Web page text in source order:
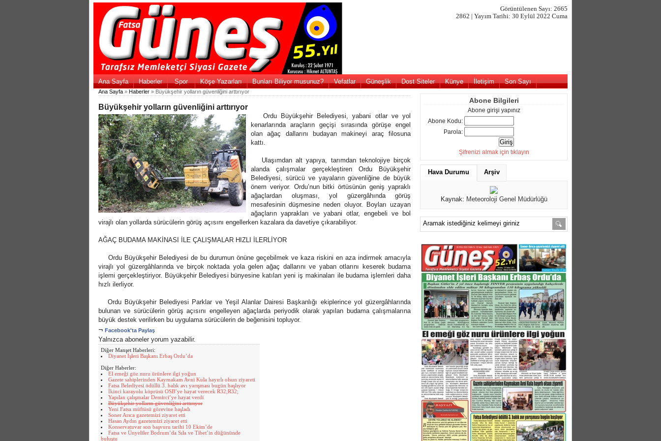
Görüntülenen Sayı: 2665
2862 | Yayım Tarihi: 30 Eylül 2022 Cuma
Ana Sayfa Haberler Spor Köşe Yazarları Bunları Biliyor musunuz? Vefatlar Güneşlik Dost Siteler Künye İletişim Son Sayı
Ana Sayfa » Haberler » Büyükşehir yolların güvenliğini arttırıyor
Büyükşehir yolların güvenliğini arttırıyor
Ordu Büyükşehir Belediyesi, yabani otlar ve yol
kenarlarında araçların geçişi sırasında görüşe engel
olan ağaç dallarını budayan makineyi araç filosuna
kattı.
Ulaşımdan alt yapıya, tarımdan teknolojiye birçok
alanda çalışmalar gerçekleştiren Ordu Büyükşehir
Belediyesi, sürücü ve yayaların güvenliğine de büyük
önem veriyor. Ordu’nun bitki örtüsünün geniş yapraklı
ağaçlardan oluşması, yol güzergâhında görüş
mesafesinin düşmesine neden oluyor. Boyları uzayan
ağaçların yaprakları ve yabani otlar, engebeli ve bol
virajlı olan yollarda sürücülerin görüş açısını engellerken kazalara da davetiye çıkarabiliyor.
AĞAÇ BUDAMA MAKİNASI İLE ÇALIŞMALAR HIZLI İLERLİYOR
Ordu Büyükşehir Belediyesi de bu durumun önüne geçebilmek ve kaza riskini en aza indirmek amacıyla
virajlı yol güzergâhlarında ve birçok noktada yola gelen ağaç dallarını ve yaban otlarını keserek budama
işlemi gerçekleştiriyor. Büyükşehir Belediyesi bünyesine katılan yeni iş makinaları ile budama işlemleri daha
hızlı ilerliyor.
Ordu Büyükşehir Belediyesi Parklar ve Yeşil Alanlar Dairesi Başkanlığı ekiplerince yol güzergâhlarında
bulunan ve sürücülerin görüş açısını engelleyen ağaçlarda periyodik olarak yapılan budama çalışmalarına
büyük destek verilirken bu uygulama sürücülerin de beğenisini topluyor.
¬ Facebook'ta Paylaş
Yalnızca aboneler yorum yazabilir.
Diğer Manşet Haberleri:
Diyanet İşleri Başkanı Erbaş Ordu’da
Diğer Haberler:
El emeği göz nuru ürünlere ilgi yoğun
Gazete sahiplerinden Kaymakam Avni Kula hayırlı olsun ziyareti
Fatsa Belediyesi ödüllü 3. balık avı yarışması bugün başlıyor
İkinci karayolu köprüsü OSB’ye hayat verecek R32;R32;
Yapılan çalışmalar Demirci’ye hayat verdi
Büyükşehir yolların güvenliğini arttırıyor
Yeni Fatsa müftüsü görevine başladı
Soner Arıca gazetemizi ziyaret etti
Hasan Aydın gazetemizi ziyaret etti
Konservatuvar son başvuru tarihi 10 Ekim’de
Fatsa ve Ünyeliler Bodrum’da Sıla ve Tibet’in düğününde
buluştu
Abone Bilgileri
Abone girişi yapınız
Abone Kodu:
Parola:
Şifrenizi almak için tıklayın
Hava Durumu Arşiv
Kaynak: Meteoroloji Genel Müdürlüğü